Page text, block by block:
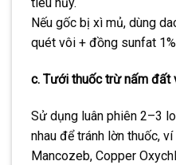
tiêu hủy.
Nếu gốc bị xì mủ, dùng
quét vôi + đồng sunfat
c. Tưới thuốc trừ nấm đất
Sử dụng luân phiên 2–3
nhau để tránh lờn thuốc,
Mancozeb, Copper